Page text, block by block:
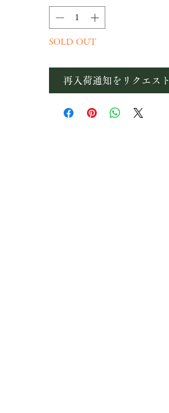
SOLD OUT
再入荷通知をリクエスト